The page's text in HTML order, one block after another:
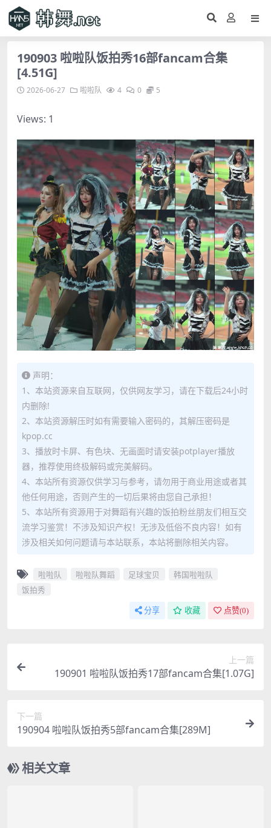
190903 啦啦队饭拍秀16部fancam合集
[4.51G]
2026-06-27 啦啦队 4 0 5
Views: 1
声明：
1、本站资源来自互联网，仅供网友学习，请在下载后24小时
内删除!
2、本站资源解压时如有需要输入密码的，其解压密码是
kpop.cc
3、播放时卡屏、有色块、无画面时请安装potplayer播放
器，推荐使用终极解码或完美解码。
4、本站所有资源仅供学习与参考，请勿用于商业用途或者其
他任何用途，否则产生的一切后果将由您自己承担！
5、本站所有资源用于对舞蹈有兴趣的饭拍粉丝朋友们相互交
流学习鉴赏！不涉及知识产权！无涉及低俗不良内容！如有
涉及相关如何问题请与本站联系，本站将删除相关内容。
啦啦队 啦啦队舞蹈 足球宝贝
韩国啦啦队
饭拍秀
分享 收藏 点赞(0)
上一篇
190901 啦啦队饭拍秀17部fancam合集[1.07G]
下一篇
190904 啦啦队饭拍秀5部fancam合集[289M]
相关文章